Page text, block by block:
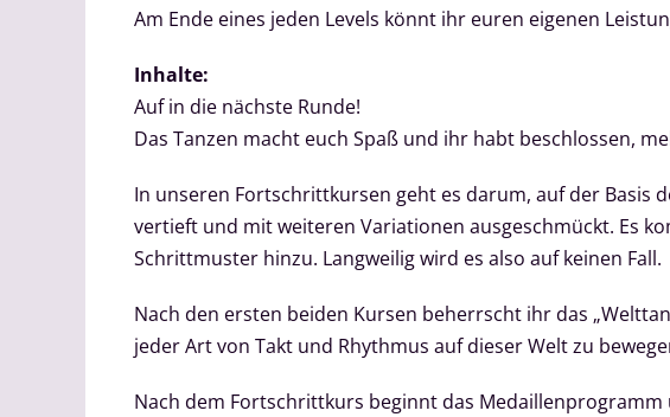
Am Ende eines jeden Levels könnt ihr euren eigenen
Inhalte:
Auf in die nächste Runde!
Das Tanzen macht euch Spaß und ihr habt beschlossen,
In unseren Fortschrittkursen geht es darum, auf der Basis
vertieft und mit weiteren Variationen ausgeschmückt. Es
Schrittmuster hinzu. Langweilig wird es also auf keinen Fall.
Nach den ersten beiden Kursen beherrscht ihr das
jeder Art von Takt und Rhythmus auf dieser Welt zu
Nach dem Fortschrittkurs beginnt das